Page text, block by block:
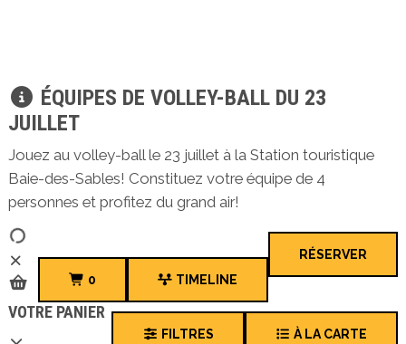
ÉQUIPES DE VOLLEY-BALL DU 23
JUILLET
Jouez au volley-ball le 23 juillet à la Station touristique
Baie-des-Sables! Constituez votre équipe de 4
personnes et profitez du grand air!
RÉSERVER
TIMELINE
0
À LA CARTE
FILTRES
VOTRE PANIER